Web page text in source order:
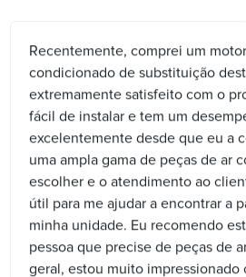
Recentemente, comprei um
condicionado de substituição
extremamente satisfeito com o
fácil de instalar e tem um
excelentemente desde que eu a
uma ampla gama de peças de ar
escolher e o atendimento ao
útil para me ajudar a encontrar a
minha unidade. Eu recomendo
pessoa que precise de peças de
geral, estou muito impressionado